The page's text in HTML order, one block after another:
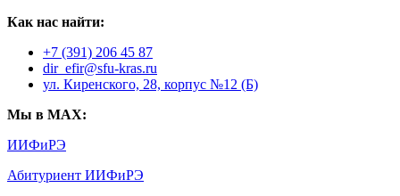
Как нас найти:
+7 (391) 206 45 87
dir_efir@sfu-kras.ru
ул. Киренского, 28, корпус №12 (Б)
Мы в MAX:
ИИФиРЭ
Абитуриент ИИФиРЭ